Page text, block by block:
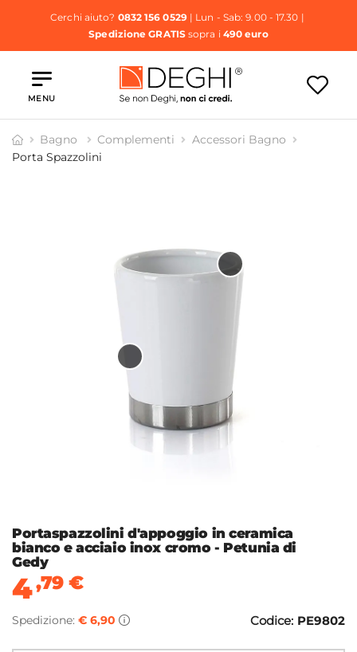
Cerchi aiuto? 0832 156 0529| Lun - Sab: 9.00 - 17.30 |
Spedizione GRATISsopra i 490 euro
MENU
Bagno Complementi
Accessori Bagno
Porta Spazzolini
Portaspazzolini d'appoggio in ceramica
bianco e acciaio inox cromo - Petunia di
Gedy
4,79 €
Spedizione: € 6,90 Codice: PE9802